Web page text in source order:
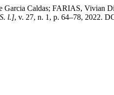
Garcia Caldas; FARIAS, Vivian
l.], v. 27, n. 1, p. 64–78, 2022.